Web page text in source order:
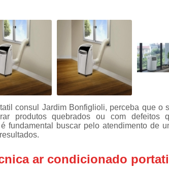
Assistencia Tecnica para
Assistencia Tecnica de
Assistencia Tecnica
Assistencia Tecnica
Electrolux Geladeira
Assistencia Tecnica de
consul Jardim Bonfiglioli, perceba que o
produtos quebrados ou com defeitos
fundamental buscar pelo atendimento de
ar condicionado